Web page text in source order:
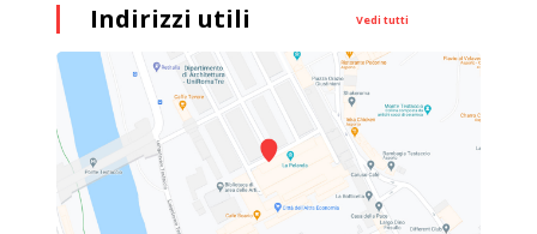
Indirizzi utili Vedi tutti